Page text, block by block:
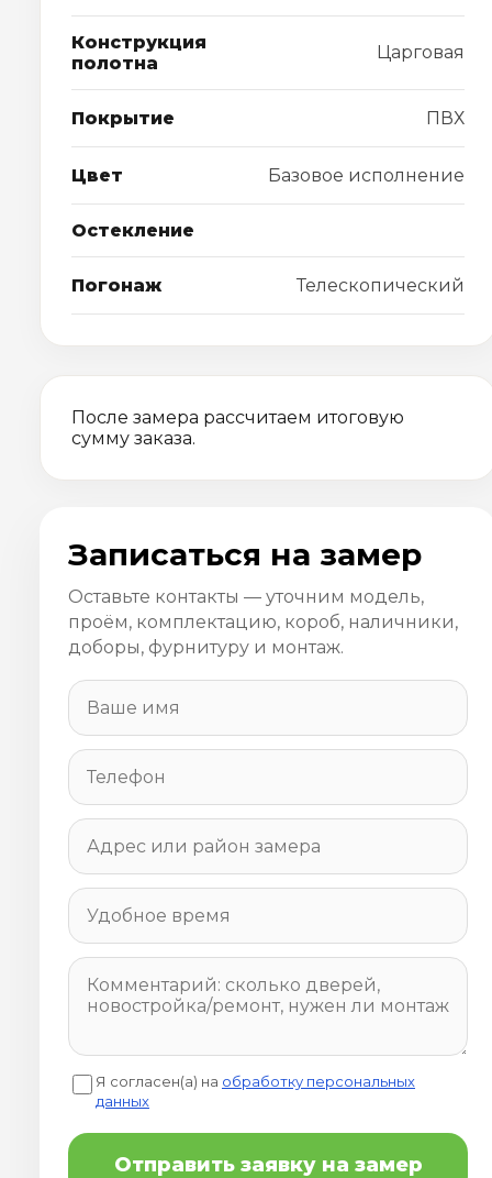
Конструкция
полотна
Царговая
Покрытие ПВХ
Цвет Базовое исполнение
Остекление
Погонаж Телескопический
После замера рассчитаем итоговую
сумму заказа.
Записаться на замер
Оставьте контакты — уточним модель,
проём, комплектацию, короб, наличники,
доборы, фурнитуру и монтаж.
Я согласен(а) на обработку персональных
данных
Отправить заявку на замер